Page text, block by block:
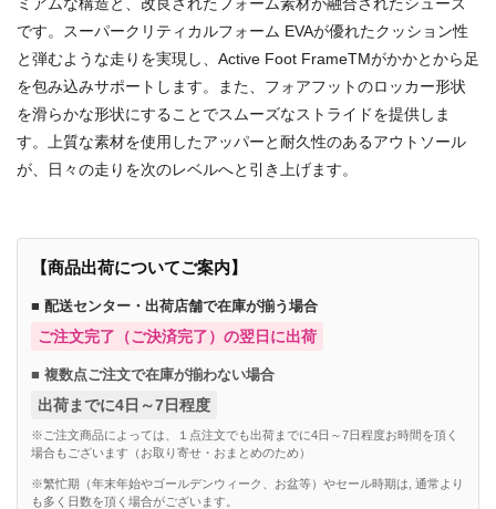
です。スーパークリティカルフォーム EVAが優れたクッション性
と弾むような走りを実現し、Active Foot FrameTMがかかとから足
を包み込みサポートします。また、フォアフットのロッカー形状
を滑らかな形状にすることでスムーズなストライドを提供しま
す。上質な素材を使用したアッパーと耐久性のあるアウトソール
が、日々の走りを次のレベルへと引き上げます。
【商品出荷についてご案内】
■ 配送センター・出荷店舗で在庫が揃う場合
ご注文完了（ご決済完了）の翌日に出荷
■ 複数点ご注文で在庫が揃わない場合
出荷までに4日～7日程度
※ご注文商品によっては、１点注文でも出荷までに4日～7日程度お時間を頂く
場合もございます（お取り寄せ・おまとめのため）
※繁忙期（年末年始やゴールデンウィーク、お盆等）やセール時期は, 通常より
も多く日数を頂く場合がございます。